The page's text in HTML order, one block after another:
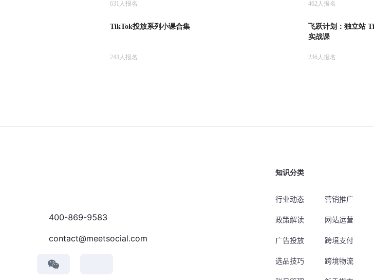
631 人报名 462 人报名
TikTok投放系列小课合集
243人报名
飞跃计划：独立站
实战课
236人报名
400-869-9583
contact@meetsocial.com
知识分类
行业动态 营销推广
政策解读 网站运营
广告投放 跨境支付
选品技巧 跨境物流